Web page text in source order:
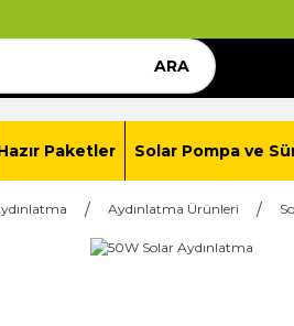
ARA
Paketler Solar Pompa ve
Aydınlatma Ürünleri